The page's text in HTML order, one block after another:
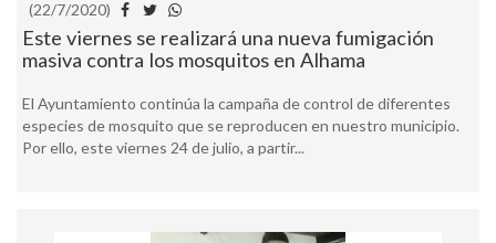
(22/7/2020)
Este viernes se realizará una nueva fumigación
masiva contra los mosquitos en Alhama
El Ayuntamiento continúa la campaña de control de diferentes
especies de mosquito que se reproducen en nuestro municipio.
Por ello, este viernes 24 de julio, a partir...